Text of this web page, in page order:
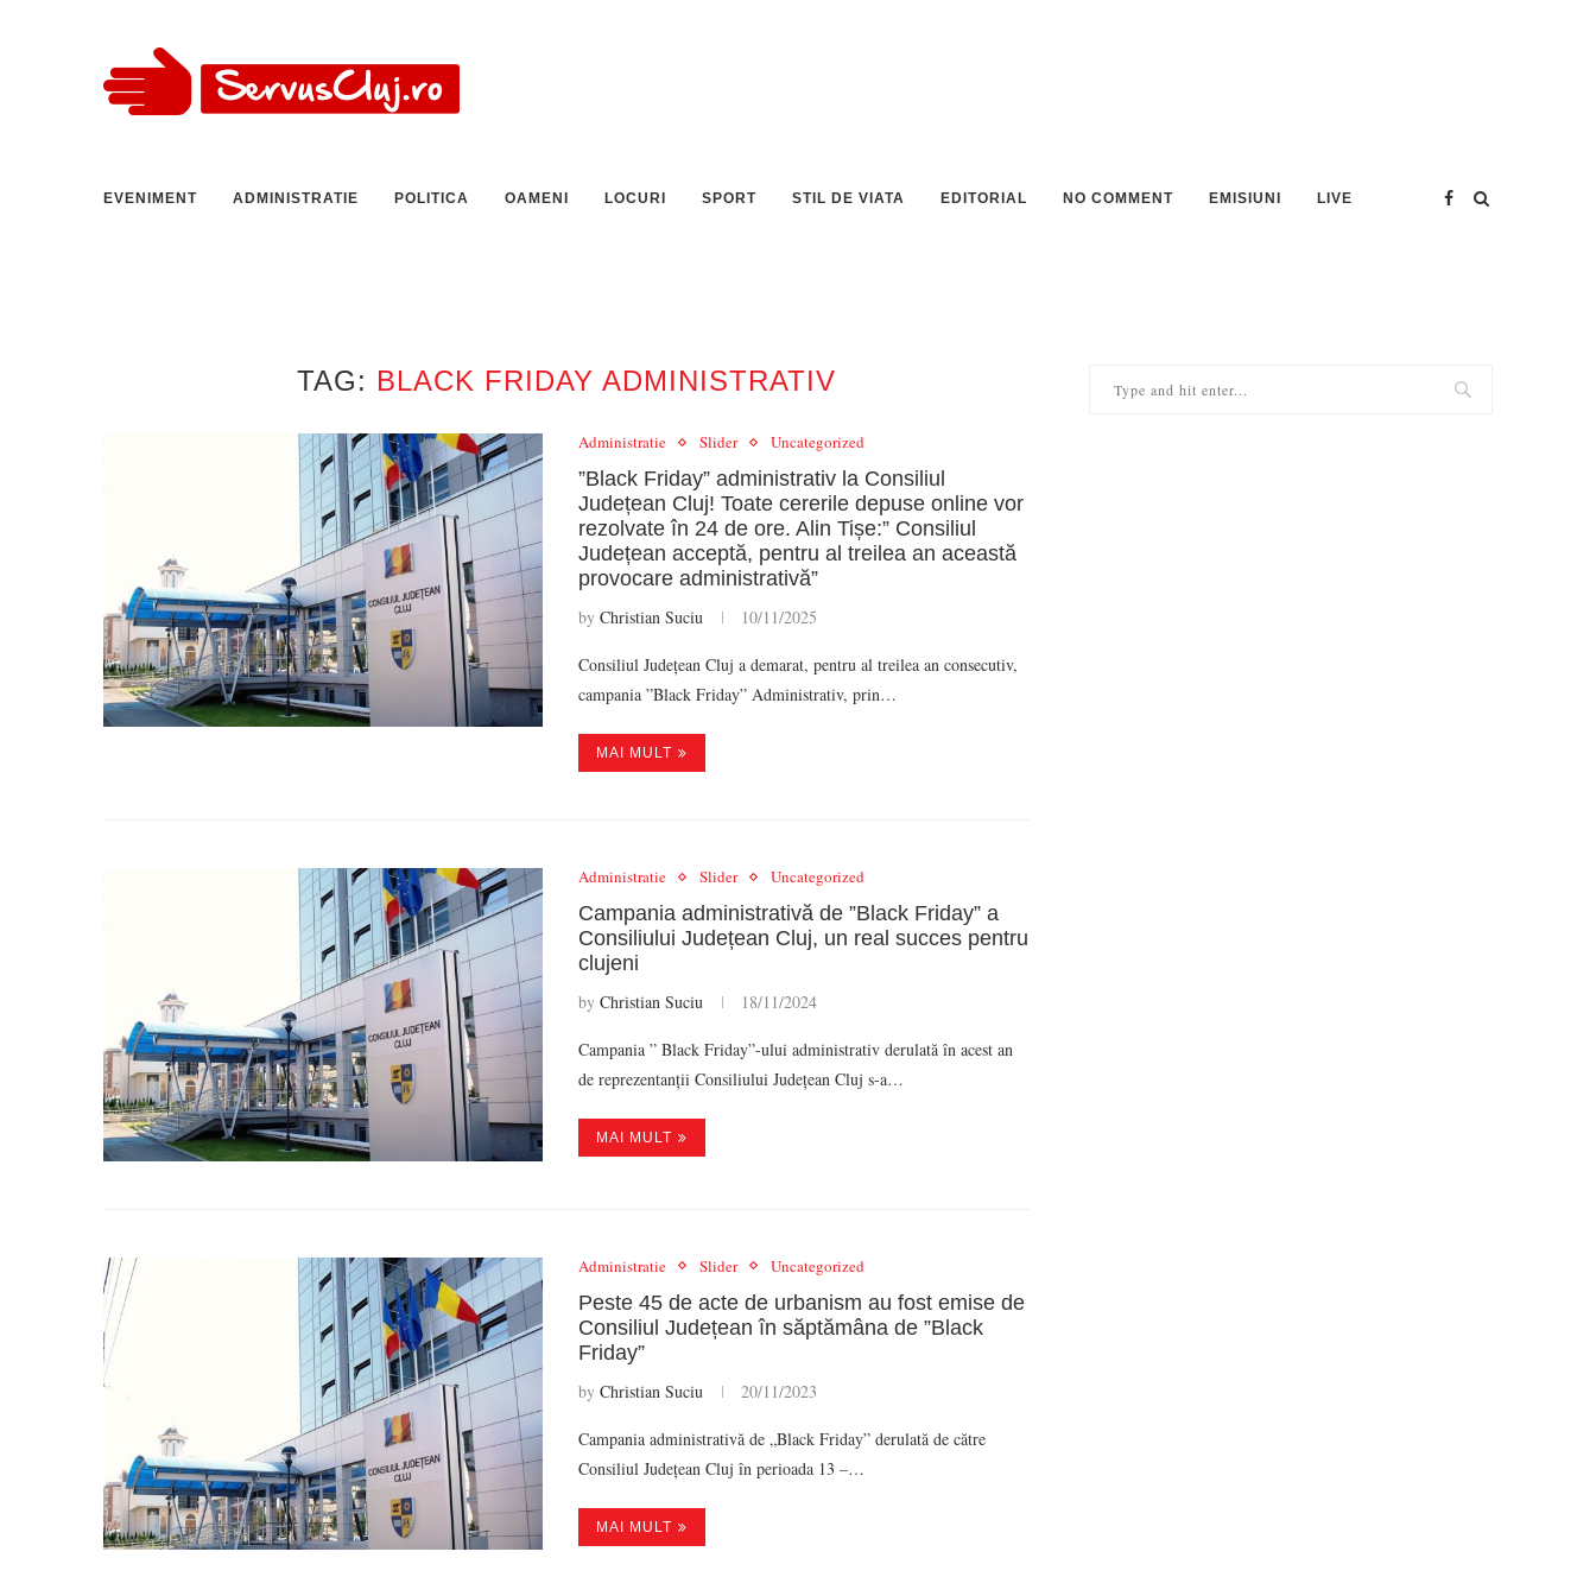
EVENIMENT ADMINISTRATIE POLITICA OAMENI LOCURI SPORT STIL DE VIATA EDITORIAL NO COMMENT EMISIUNI LIVE
TAG: BLACK FRIDAY ADMINISTRATIV
Administratie Slider Uncategorized
”Black Friday” administrativ la Consiliul
Județean Cluj! Toate cererile depuse online vor
rezolvate în 24 de ore. Alin Tișe:” Consiliul
Județean acceptă, pentru al treilea an această
provocare administrativă”
by Christian Suciu 10/11/2025
Consiliul Județean Cluj a demarat, pentru al treilea an consecutiv,
campania ”Black Friday” Administrativ, prin…
MAI MULT
Administratie Slider Uncategorized
Campania administrativă de ”Black Friday” a
Consiliului Județean Cluj, un real succes pentru
clujeni
by Christian Suciu 18/11/2024
Campania ” Black Friday”-ului administrativ derulată în acest an
de reprezentanții Consiliului Județean Cluj s-a…
MAI MULT
Administratie Slider Uncategorized
Peste 45 de acte de urbanism au fost emise de
Consiliul Județean în săptămâna de ”Black
Friday”
by Christian Suciu 20/11/2023
Campania administrativă de „Black Friday” derulată de către
Consiliul Județean Cluj în perioada 13 –…
MAI MULT